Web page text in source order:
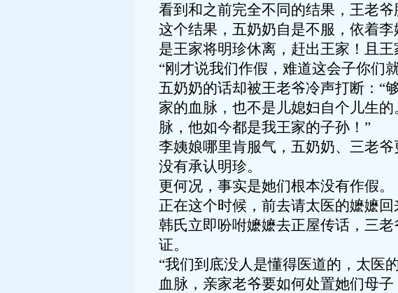
看到和之前完全不同的结果，王老
这个结果，五奶奶自是不服，依着
是王家将明珍休离，赶出王家！且
“刚才说我们作假，难道这会子你
五奶奶的话却被王老爷冷声打断：“
家的血脉，也不是儿媳妇自个儿生
脉，他如今都是我王家的子孙！”
李姨娘哪里肯服气，五奶奶、三老
没有承认明珍。
更何况，事实是她们根本没有作假。
正在这个时候，前去请太医的嬷嬷
韩氏立即吩咐嬷嬷去正屋传话，三
证。
“我们到底没人是懂得医道的，太医
血脉，亲家老爷要如何处置她们母